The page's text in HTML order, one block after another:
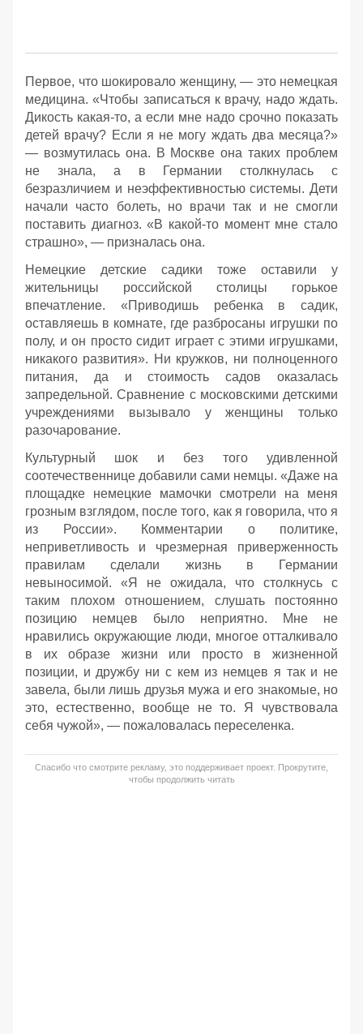
Первое, что шокировало женщину, — это немецкая
медицина. «Чтобы записаться к врачу, надо ждать.
Дикость какая-то, а если мне надо срочно показать
детей врачу? Если я не могу ждать два месяца?»
— возмутилась она. В Москве она таких проблем
не знала, а в Германии столкнулась с
безразличием и неэффективностью системы. Дети
начали часто болеть, но врачи так и не смогли
поставить диагноз. «В какой-то момент мне стало
страшно», — призналась она.
Немецкие детские садики тоже оставили у
жительницы российской столицы горькое
впечатление. «Приводишь ребенка в садик,
оставляешь в комнате, где разбросаны игрушки по
полу, и он просто сидит играет с этими игрушками,
никакого развития». Ни кружков, ни полноценного
питания, да и стоимость садов оказалась
запредельной. Сравнение с московскими детскими
учреждениями вызывало у женщины только
разочарование.
Культурный шок и без того удивленной
соотечественнице добавили сами немцы. «Даже на
площадке немецкие мамочки смотрели на меня
грозным взглядом, после того, как я говорила, что я
из России». Комментарии о политике,
неприветливость и чрезмерная приверженность
правилам сделали жизнь в Германии
невыносимой. «Я не ожидала, что столкнусь с
таким плохом отношением, слушать постоянно
позицию немцев было неприятно. Мне не
нравились окружающие люди, многое отталкивало
в их образе жизни или просто в жизненной
позиции, и дружбу ни с кем из немцев я так и не
завела, были лишь друзья мужа и его знакомые, но
это, естественно, вообще не то. Я чувствовала
себя чужой», — пожаловалась переселенка.
Спасибо что смотрите рекламу, это поддерживает проект. Прокрутите,
чтобы продолжить читать